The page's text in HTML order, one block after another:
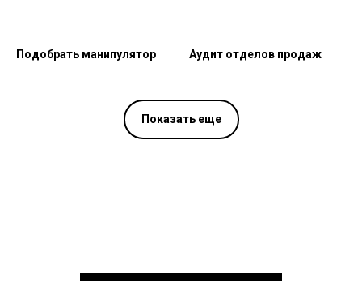
Подобрать манипулятор Аудит отделов продаж
Показать еще